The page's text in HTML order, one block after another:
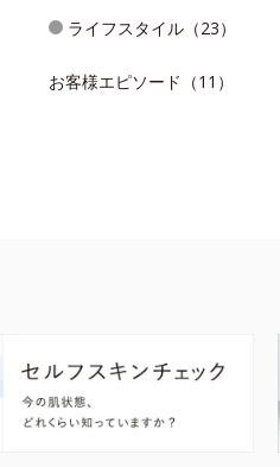
ライフスタイル（23）
お客様エピソード（11）